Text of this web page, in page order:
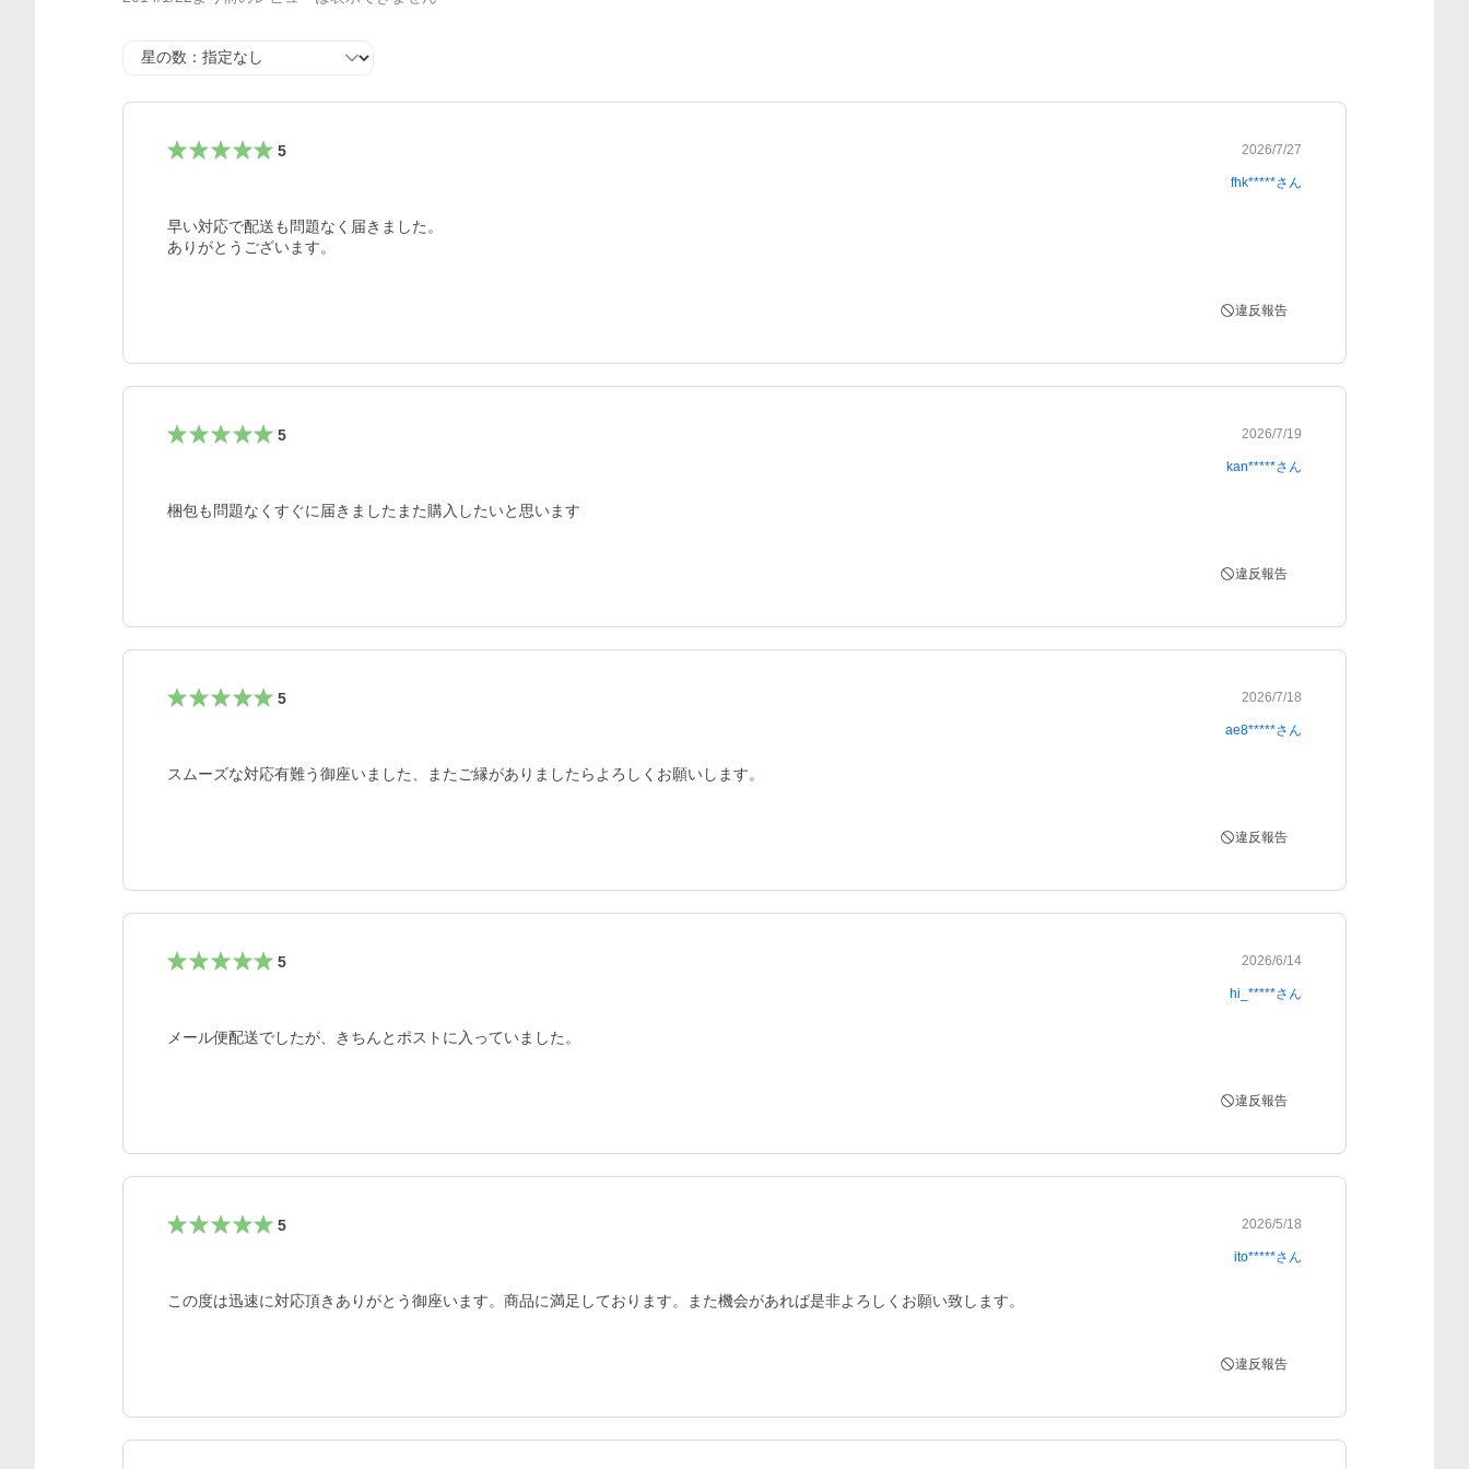
星の数
5 2026/7/27
fhk*****さん
早い対応で配送も問題なく届きました。
ありがとうございます。
違反報告
5 2026/7/19
kan*****さん
梱包も問題なくすぐに届きましたまた購入したいと思います
違反報告
5 2026/7/18
ae8*****さん
スムーズな対応有難う御座いました、またご縁がありましたらよろしくお願いします。
違反報告
5 2026/6/14
hi_*****さん
メール便配送でしたが、きちんとポストに入っていました。
違反報告
5 2026/5/18
ito*****さん
この度は迅速に対応頂きありがとう御座います。商品に満足しております。また機会があれば是非よろしくお願い致します。
違反報告